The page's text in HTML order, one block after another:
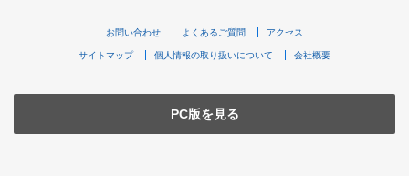
お問い合わせ よくあるご質問 アクセス
サイトマップ 個人情報の取り扱いについて 会社概要
PC版を見る